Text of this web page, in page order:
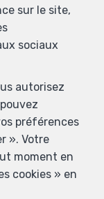
sur le site,
sociaux
autorisez
préférences
». Votre
moment en
cookies » en